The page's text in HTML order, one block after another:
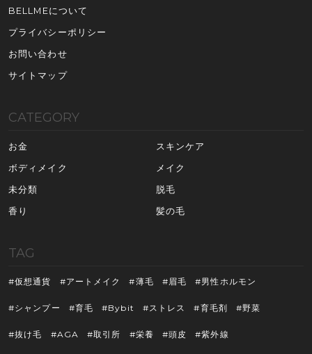
BELLMEについて
プライバシーポリシー
お問い合わせ
サイトマップ
CATEGORY
お金 スキンケア
ボディメイク メイク
未分類 脱毛
香り 髪の毛
TAG
仮想通貨 アートメイク 薄毛 眉毛 男性ホルモン
シャンプー 育毛 Bybit ストレス 育毛剤 野菜
抜け毛 AGA 取引所 栄養 頭皮 紫外線